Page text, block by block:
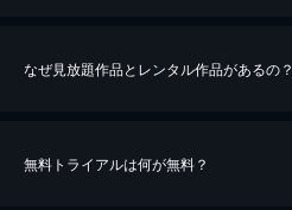
なぜ見放題作品とレンタル作品があるの？
無料トライアルは何が無料？